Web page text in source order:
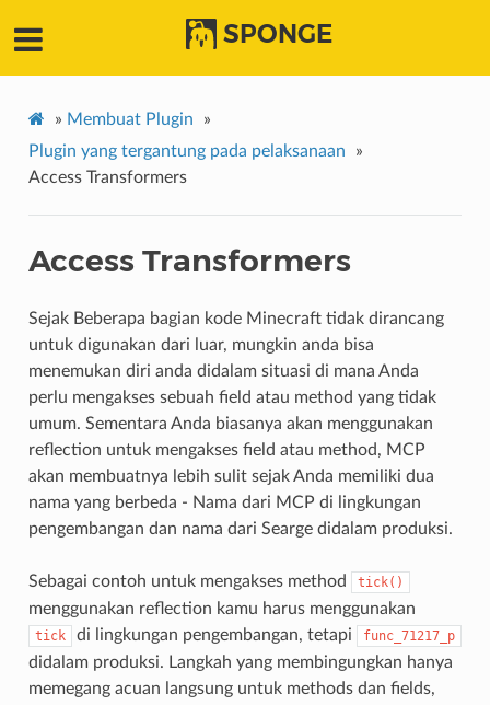
SPONGE
» Membuat Plugin
»
Plugin yang tergantung pada pelaksanaan
»
Access Transformers
Access Transformers
Sejak Beberapa bagian kode Minecraft tidak dirancang
untuk digunakan dari luar, mungkin anda bisa
menemukan diri anda didalam situasi di mana Anda
perlu mengakses sebuah field atau method yang tidak
umum. Sementara Anda biasanya akan menggunakan
reflection untuk mengakses field atau method, MCP
akan membuatnya lebih sulit sejak Anda memiliki dua
nama yang berbeda - Nama dari MCP di lingkungan
pengembangan dan nama dari Searge didalam produksi.
Sebagai contoh untuk mengakses method tick()
menggunakan reflection kamu harus menggunakan
tick di lingkungan pengembangan, tetapi func_71217_p
didalam produksi. Langkah yang membingungkan hanya
memegang acuan langsung untuk methods dan fields,